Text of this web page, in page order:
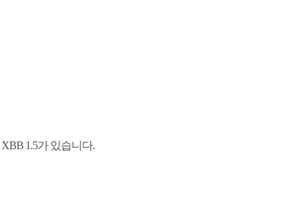
XBB 1.5가 있습니다.